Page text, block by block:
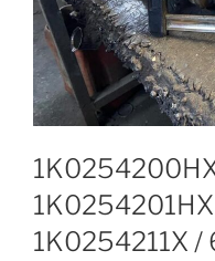
1K0254211X